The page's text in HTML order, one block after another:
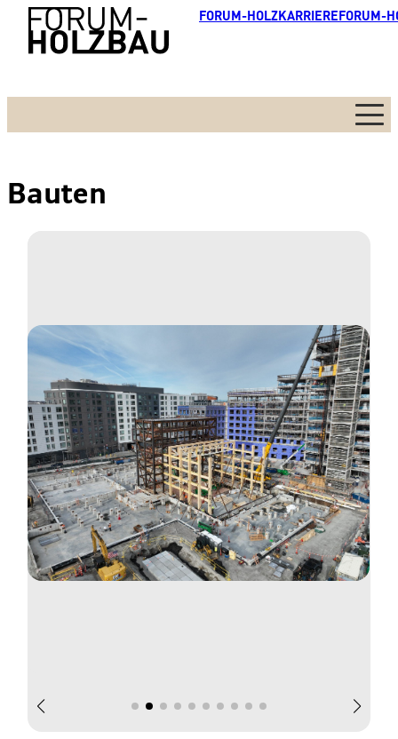
FORUM-HOLZKARRIEREFORUM-
Menü
Bauten